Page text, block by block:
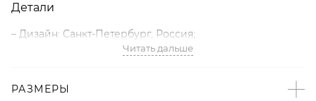
Детали
– Дизайн: Санкт-Петербург, Россия;
– Защипы;
Читать дальше
РАЗМЕРЫ